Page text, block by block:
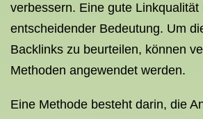
verbessern. Eine gute Linkqualität
entscheidender Bedeutung. Um
Backlinks zu beurteilen, können
Methoden angewendet werden.
Eine Methode besteht darin, die